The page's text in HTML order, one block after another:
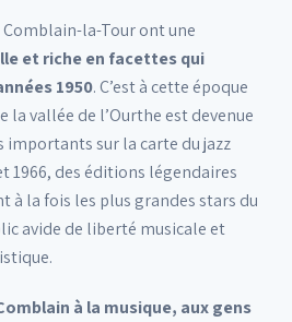
Comblain-la-Tour ont une
et riche en facettes qui
1950. C’est à cette époque
la vallée de l’Ourthe est devenue
importants sur la carte du jazz
1966, des éditions légendaires
à la fois les plus grandes stars du
avide de liberté musicale et
à la musique, aux gens